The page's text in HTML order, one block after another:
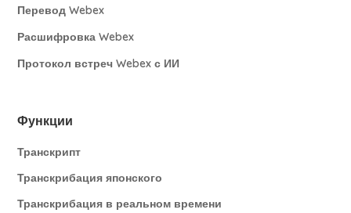
Перевод Webex
Расшифровка Webex
Протокол встреч Webex с ИИ
Функции
Транскрипт
Транскрибация японского
Транскрибация в реальном времени